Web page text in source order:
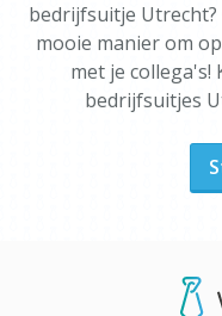
bedrijfsuitje
mooie manier om
met je collega's!
bedrijfsuitjes